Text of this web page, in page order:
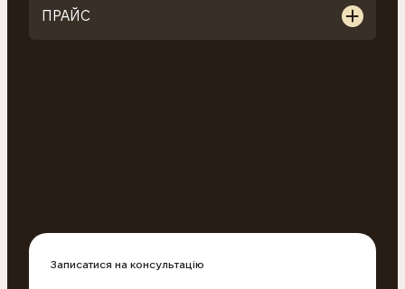
ПРАЙС
Записатися на консультацію